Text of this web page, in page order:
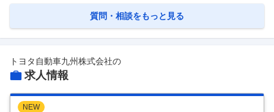
質問・相談をもっと見る
トヨタ自動車九州株式会社の
求人情報
NEW